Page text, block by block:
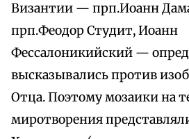
Византии — прп.Иоанн
прп.Феодор Студит, Иоанн
Фессалоникийский —
высказывались против
Отца. Поэтому мозаики на
миротворения